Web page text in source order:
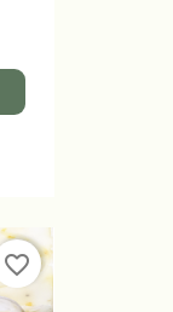
favorite_border